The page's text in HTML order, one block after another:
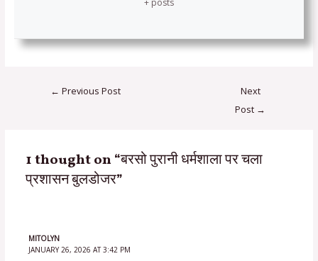
← Previous Post
Next
Post →
1 thought on “बरसो पुरानी धर्मशाला पर चला
प्रशासन बुलडोजर”
MITOLYN
JANUARY 26, 2026 AT 3:42 PM